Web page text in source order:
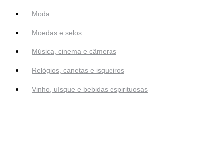
Moda
Moedas e selos
Música, cinema e câmeras
Relógios, canetas e isqueiros
Vinho, uísque e bebidas espirituosas